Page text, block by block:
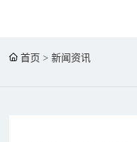
首页 >新闻资讯